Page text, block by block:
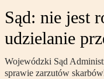
Sąd: nie jest
udzielanie
Wojewódzki Sąd
sprawie zarzutów